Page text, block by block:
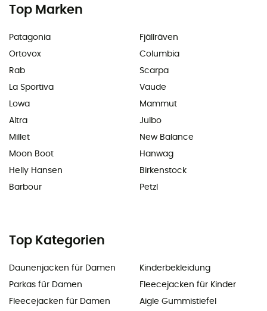
Top Marken
Patagonia
Ortovox
Rab
La Sportiva
Lowa
Altra
Millet
Moon Boot
Helly Hansen
Barbour
Fjällräven
Columbia
Scarpa
Vaude
Mammut
Julbo
New Balance
Hanwag
Birkenstock
Petzl
Top Kategorien
Daunenjacken für Damen
Parkas für Damen
Fleecejacken für Damen
Kinderbekleidung
Fleecejacken für Kinder
Aigle Gummistiefel